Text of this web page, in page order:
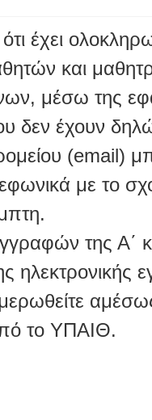
έχει
και
μέσω της
δεν έχουν
(email)
με το
της Α΄
ηλεκτρονικής
το ΥΠΑΙΘ.